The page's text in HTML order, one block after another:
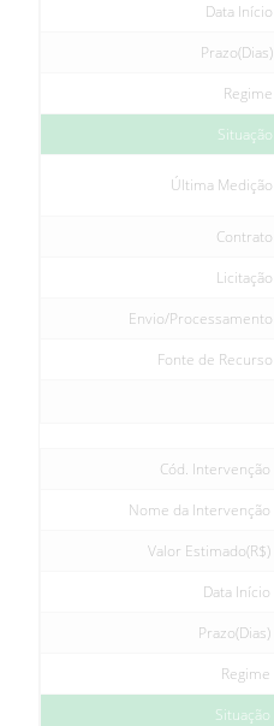
Data Início
Prazo(Dias)
Regime
Situação
Última Medição
Contrato
Licitação
Envio/Processamento
Fonte de Recurso
Cód. Intervenção
Nome da Intervenção
Valor Estimado(R$)
Data Início
Prazo(Dias)
Regime
Situação